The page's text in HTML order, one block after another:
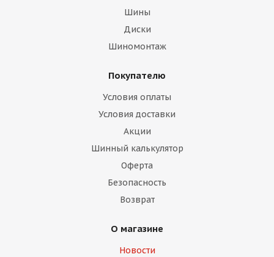
Шины
Диски
Шиномонтаж
Покупателю
Условия оплаты
Условия доставки
Акции
Шинный калькулятор
Оферта
Безопасность
Возврат
О магазине
Новости
раз в 2 недели